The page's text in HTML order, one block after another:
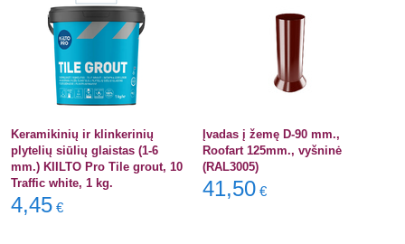
Keramikinių ir klinkerinių
plytelių siūlių glaistas (1-6
mm.) KIILTO Pro Tile grout, 10
Traffic white, 1 kg.
4,45 €
Įvadas į žemę D-90 mm.,
Roofart 125mm., vyšninė
(RAL3005)
41,50 €